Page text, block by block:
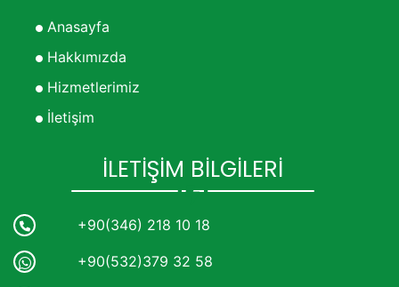
Anasayfa
Hakkımızda
Hizmetlerimiz
İletişim
İLETİŞİM BİLGİLERİ
+90(346) 218 10 18
+90(532)379 32 58